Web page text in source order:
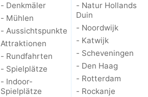
- Denkmäler
- Mühlen
- Aussichtspunkte
Attraktionen
- Rundfahrten
- Spielplätze
- Indoor-
Spielplätze
- Natur Hollands
Duin
- Noordwijk
- Katwijk
- Scheveningen
- Den Haag
- Rotterdam
- Rockanje